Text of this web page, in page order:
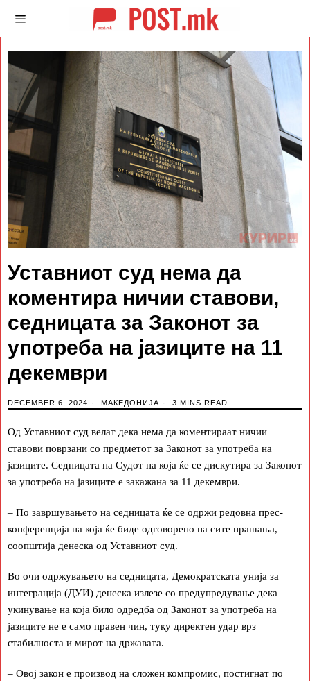
Уставниот суд нема да
коментира ничии ставови,
седницата за Законот за
употреба на јазиците на 11
декември
DECEMBER 6, 2024 МАКЕДОНИЈА 3 MINS READ
Од Уставниот суд велат дека нема да коментираат ничии
ставови поврзани со предметот за Законот за употреба на
јазиците. Седницата на Судот на која ќе се дискутира за Законот
за употреба на јазиците е закажана за 11 декември.
– По завршувањето на седницата ќе се одржи редовна прес-
конференција на која ќе биде одговорено на сите прашања,
соопштија денеска од Уставниот суд.
Во очи одржувањето на седницата, Демократската унија за
интеграција (ДУИ) денеска излезе со предупредување дека
укинување на која било одредба од Законот за употреба на
јазиците не е само правен чин, туку директен удар врз
стабилноста и мирот на државата.
– Овој закон е производ на сложен компромис, постигнат по